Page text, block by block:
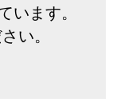
います。
い。